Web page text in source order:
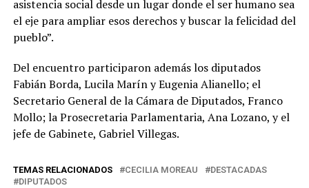
asistencia social desde un lugar donde el ser humano sea
el eje para ampliar esos derechos y buscar la felicidad del
pueblo”.
Del encuentro participaron además los diputados
Fabián Borda, Lucila Marín y Eugenia Alianello; el
Secretario General de la Cámara de Diputados, Franco
Mollo; la Prosecretaria Parlamentaria, Ana Lozano, y el
jefe de Gabinete, Gabriel Villegas.
TEMAS RELACIONADOS CECILIA MOREAU
DESTACADAS
DIPUTADOS